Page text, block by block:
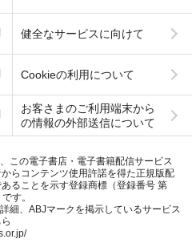
健全なサービスに向けて
Cookieの利用について
お客さまのご利用端末から
の情報の外部送信について
この電子書店・電子書籍配信サービス
らコンテンツ使用許諾を得た正規版配
ることを示す登録商標（登録番号 第
す。
細、ABJマークを掲示しているサービス